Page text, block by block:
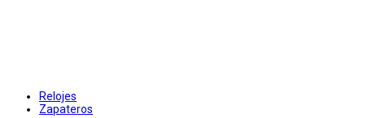
Relojes
Zapateros